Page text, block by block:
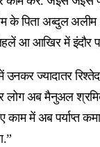
के पिता अब्दुल
आ आखिर में इंदौर
ज्यादातर
लोग अब मैनुअल
काम में अब पर्याप्त